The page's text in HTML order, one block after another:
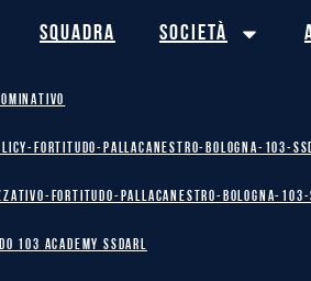
Squadra Società
Fortitudo-Pallacanestro-Bologna-103-
Fortitudo-Pallacanestro-Bologna-103-
103 ACADEMY SSDARL